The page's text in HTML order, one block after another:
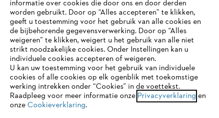
Gegevensbescherming Impressum
Cookie-informatie Juridische informatie
ANDREAS STIHL NV, Veurtstraat 117, 2870Puurs-Sint-Amands,
België/Belgique
VAT Number: BE 0427.714.768
JE BROWSER WORDT NIET
ONDERSTEUND
Je gebruikt een browser die we nog niet ondersteunen. Om
onze website optimaal te kunnen gebruiken, raden we aan dat
je overschakelt op één van de volgende browsers:
firefox
informatie over cookies die door ons en door derden
worden gebruikt. Door op “Alles accepteren” te klikken,
geeft u toestemming voor het gebruik van alle cookies en
de bijbehorende gegevensverwerking. Door op “Alles
weigeren” te klikken, weigert u het gebruik van alle niet
strikt noodzakelijke cookies. Onder Instellingen kan u
individuele cookies accepteren of weigeren.
U kan uw toestemming voor het gebruik van individuele
cookies of alle cookies op elk ogenblik met toekomstige
werking intrekken onder “Cookies” in de voettekst.
Raadpleeg voor meer informatie onze Privacyverklaring en
onze Cookieverklaring.